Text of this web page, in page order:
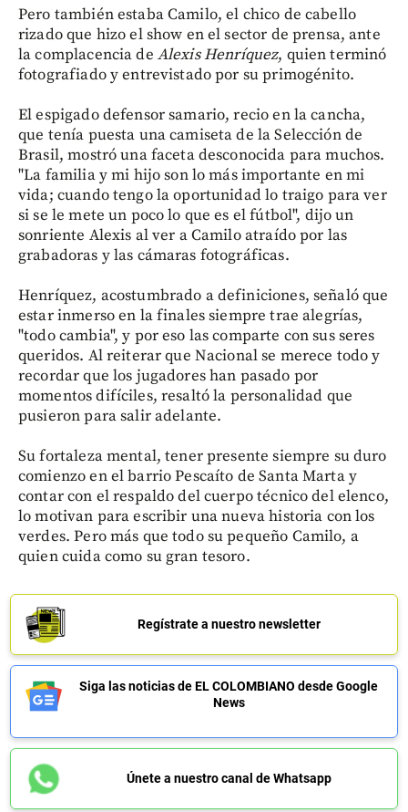
Pero también estaba Camilo, el chico de cabello
rizado que hizo el show en el sector de prensa, ante
la complacencia de Alexis Henríquez, quien terminó
fotografiado y entrevistado por su primogénito.
El espigado defensor samario, recio en la cancha,
que tenía puesta una camiseta de la Selección de
Brasil, mostró una faceta desconocida para muchos.
"La familia y mi hijo son lo más importante en mi
vida; cuando tengo la oportunidad lo traigo para ver
si se le mete un poco lo que es el fútbol", dijo un
sonriente Alexis al ver a Camilo atraído por las
grabadoras y las cámaras fotográficas.
Henríquez, acostumbrado a definiciones, señaló que
estar inmerso en la finales siempre trae alegrías,
"todo cambia", y por eso las comparte con sus seres
queridos. Al reiterar que Nacional se merece todo y
recordar que los jugadores han pasado por
momentos difíciles, resaltó la personalidad que
pusieron para salir adelante.
Su fortaleza mental, tener presente siempre su duro
comienzo en el barrio Pescaíto de Santa Marta y
contar con el respaldo del cuerpo técnico del elenco,
lo motivan para escribir una nueva historia con los
verdes. Pero más que todo su pequeño Camilo, a
quien cuida como su gran tesoro.
Regístrate a nuestro newsletter
Siga las noticias de EL COLOMBIANO desde Google
News
Únete a nuestro canal de Whatsapp